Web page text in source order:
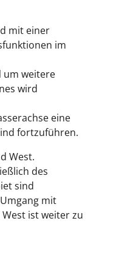
mit einer
im
um weitere
wird
eine
fortzuführen.
West.
des
sind
mit
ist weiter zu